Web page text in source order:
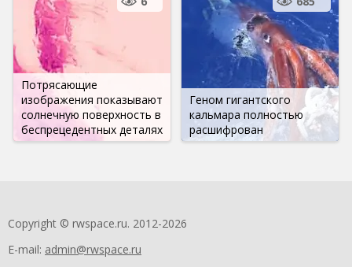
Потрясающие
изображения показывают
солнечную поверхность в
беспрецедентных деталях
Геном гигантского
кальмара полностью
расшифрован
Copyright © rwspace.ru. 2012-2026
E-mail: admin@rwspace.ru